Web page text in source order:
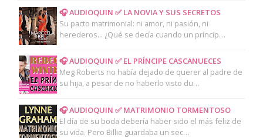
🎧 AUDIOQUIN ✅ LA NOVIA Y SUS SECRETOS
Su pacto matrimonial: ni amor, ni pasión, ni
herederos... ¿Qué se decía cuando un príncip…
🎧 AUDIOQUIN ✅ EL PRÍNCIPE CASCANUECES
Meg Roberts no había dejado de querer al padre de
su hija, a pesar de no haberlo visto du…
🎧 AUDIOQUIN ✅ MATRIMONIO TORMENTOSO
El día de su boda debería haber sido el más feliz de
su vida. Pero Billie guardaba un sec…